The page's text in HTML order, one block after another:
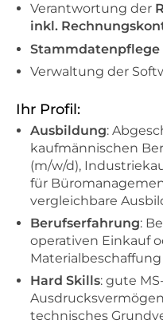
Verantwortung der
inkl.
Stammdatenpflege
Verwaltung der
Ihr Profil:
Ausbildung:
kaufmännischen
(m/w/d),
für
vergleichbare
Berufserfahrung:
operativen Einkauf
Materialbeschaffung
Hard Skills: gute
technisches